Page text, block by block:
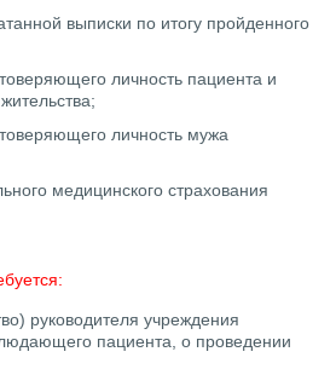
выписки по итогу пройденного
личность пациента и
личность мужа
медицинского страхования
руководителя учреждения
пациента, о проведении